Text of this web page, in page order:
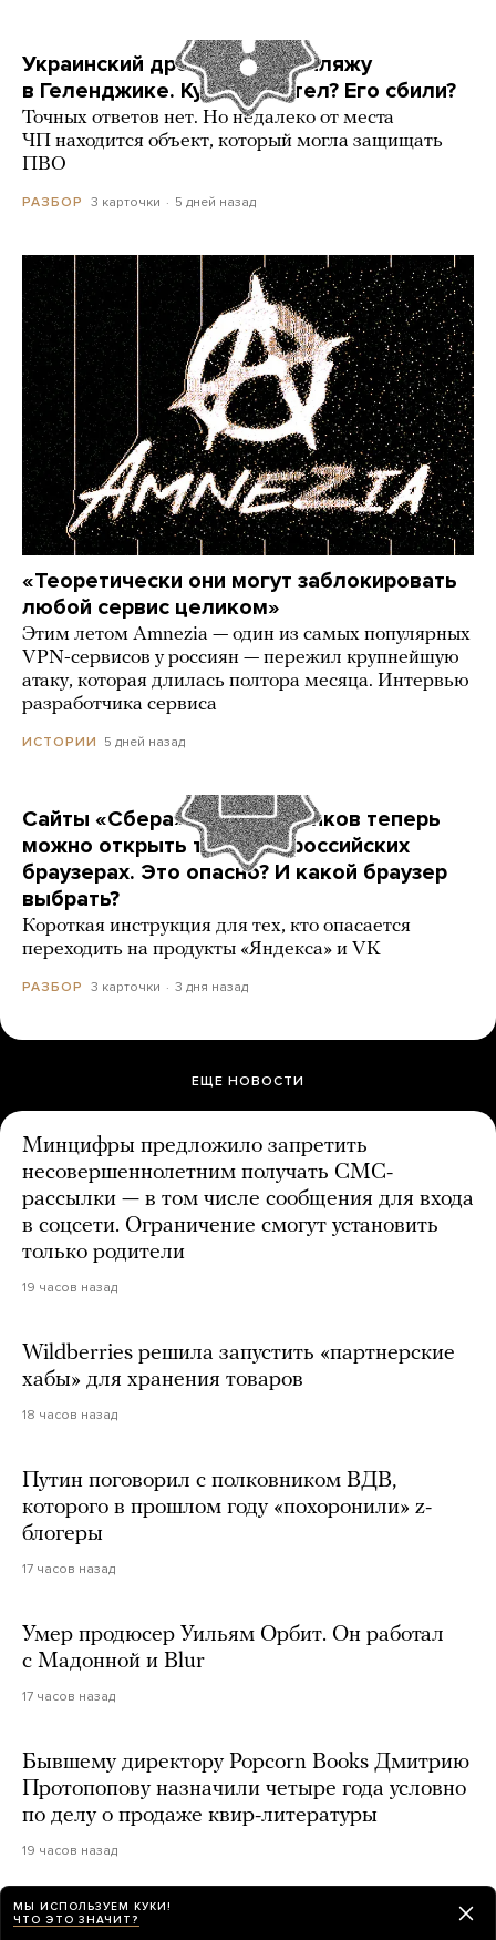
Украинский дрон попал по пляжу
в Геленджике. Куда он летел? Его сбили?
Точных ответов нет. Но недалеко от места
ЧП находится объект, который могла защищать
ПВО
РАЗБОР 3 карточки 5 дней назад
«Теоретически они могут заблокировать
любой сервис целиком»
Этим летом Amnezia — один из самых популярных
VPN-сервисов у россиян — пережил крупнейшую
атаку, которая длилась полтора месяца. Интервью
разработчика сервиса
ИСТОРИИ 5 дней назад
Сайты «Сбера» и других банков теперь
можно открыть только в российских
браузерах. Это опасно? И какой браузер
выбрать?
Короткая инструкция для тех, кто опасается
переходить на продукты «Яндекса» и VK
РАЗБОР 3 карточки 3 дня назад
ЕЩЕ НОВОСТИ
Минцифры предложило запретить
несовершеннолетним получать СМС-
рассылки — в том числе сообщения для входа
в соцсети. Ограничение смогут установить
только родители
19 часов назад
Wildberries решила запустить «партнерские
хабы» для хранения товаров
18 часов назад
Путин поговорил с полковником ВДВ,
которого в прошлом году «похоронили» z-
блогеры
17 часов назад
Умер продюсер Уильям Орбит. Он работал
с Мадонной и Blur
17 часов назад
Бывшему директору Popcorn Books Дмитрию
Протопопову назначили четыре года условно
по делу о продаже квир-литературы
19 часов назад
МЫ ИСПОЛЬЗУЕМ КУКИ!
ЧТО ЭТО ЗНАЧИТ?